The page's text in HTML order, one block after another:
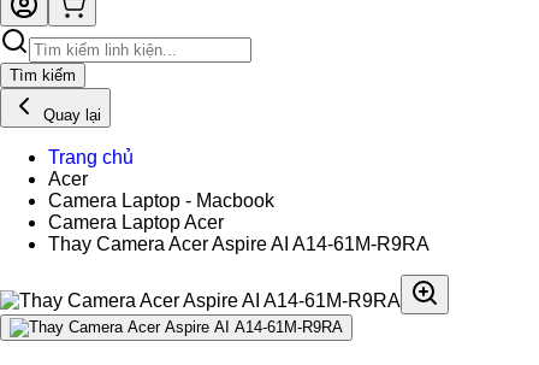
Tìm kiếm
Quay lại
Trang chủ
Acer
Camera Laptop - Macbook
Camera Laptop Acer
Thay Camera Acer Aspire AI A14-61M-R9RA